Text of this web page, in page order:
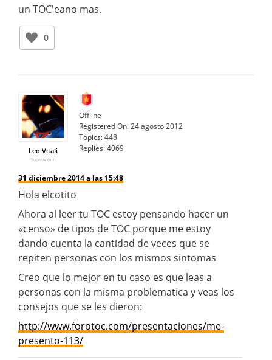
un TOC'eano mas.
0
Leo Vitali
SuperAdmin
Offline
Registered On:24 agosto 2012
Topics:448
Replies:4069
31 diciembre 2014 a las 15:48
Hola elcotito
Ahora al leer tu TOC estoy pensando hacer un
«censo» de tipos de TOC porque me estoy
dando cuenta la cantidad de veces que se
repiten personas con los mismos sintomas
Creo que lo mejor en tu caso es que leas a
personas con la misma problematica y veas los
consejos que se les dieron:
http://www.forotoc.com/presentaciones/me-
presento-113/